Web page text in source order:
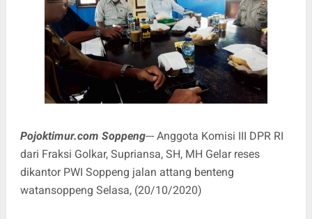
Pojoktimur.com Soppeng--- Anggota Komisi III DPR RI
dari Fraksi Golkar, Supriansa, SH, MH Gelar reses
dikantor PWI Soppeng jalan attang benteng
watansoppeng Selasa, (20/10/2020)